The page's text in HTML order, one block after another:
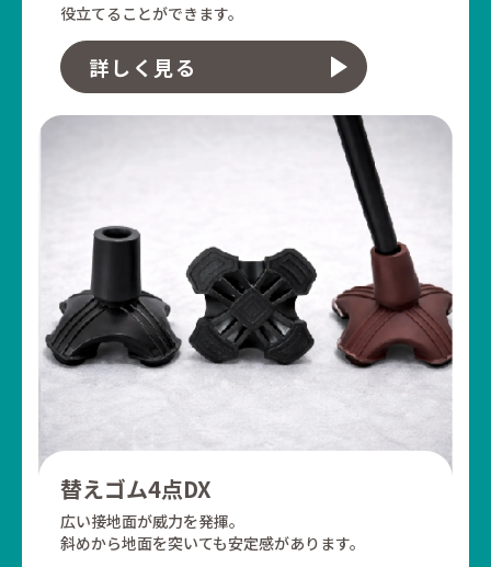
役立てることができます。
詳しく見る
替えゴム4点DX
広い接地面が威力を発揮。
斜めから地面を突いても安定感があります。